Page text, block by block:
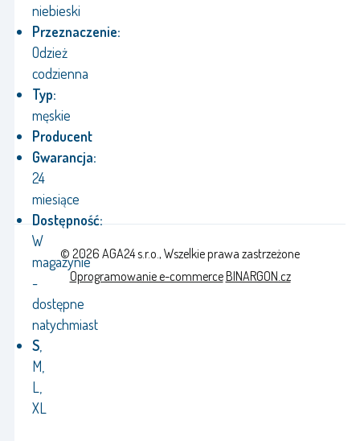
niebieski
Przeznaczenie:
Odzież
codzienna
Typ:
męskie
Producent
Gwarancja:
24
miesiące
Dostępność:
W
magazynie
-
dostępne
natychmiast
S
M,
L,
XL
© 2026 AGA24 s.r.o., Wszelkie prawa zastrzeżone
Oprogramowanie e-commerceBINARGON.cz